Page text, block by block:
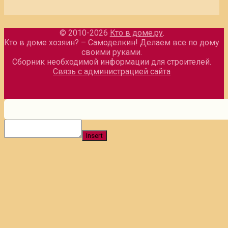
© 2010-2026 Кто в доме.ру.
Кто в доме хозяин? – Самоделкин! Делаем все по дому
своими руками.
Сборник необходимой информации для строителей.
Связь с администрацией сайта
Insert